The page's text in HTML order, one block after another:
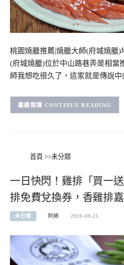
桃園燒臘推薦|燒臘大師(府城燒臘
(府城燒臘)位於中山路巷弄是相當
師我想吃很久了，這家就是傳說
CONTINUE READING
首頁 >>未分類
一日快閃！雞排「買一
排免費兌換券，香雞排
未分類 阿綿 2020-09-25